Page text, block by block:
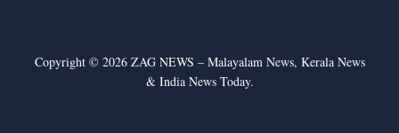
Copyright © 2026 ZAG NEWS – Malayalam News, Kerala News
& India News Today.